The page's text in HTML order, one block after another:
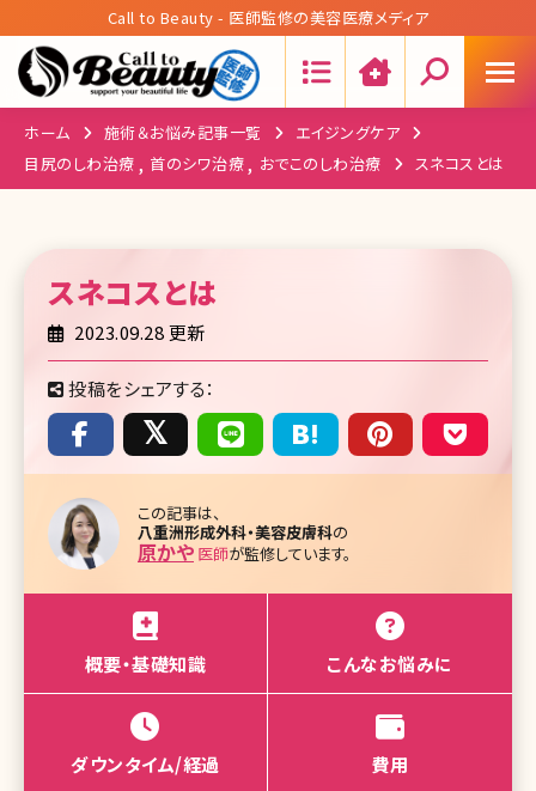
Call to Beauty - 医師監修の美容医療メディア
ホーム 施術＆お悩み記事一覧
エイジングケア
目尻のしわ治療
首のシワ治療 おでこのしわ治療 スネコスとは
スネコスとは
2023.09.28 更新
投稿をシェアする：
この記事は、
八重洲形成外科・美容皮膚科の
原かや 医師が監修しています。
概要・基礎知識 こんなお悩みに
ダウンタイム/経過 費用